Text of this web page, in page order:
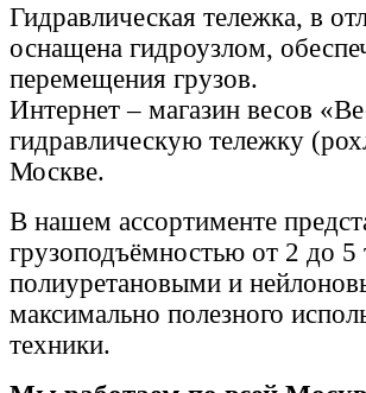
Гидравлическая тележка, в
оснащена гидроузлом,
перемещения грузов.
Интернет – магазин весов
гидравлическую тележку
Москве.
В нашем ассортименте
грузоподъёмностью от 2 до
полиуретановыми и
максимально полезного
техники.